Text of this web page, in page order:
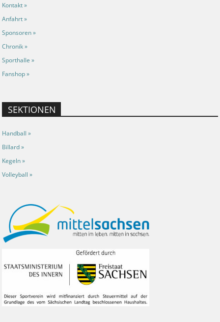
Kontakt »
Anfahrt »
Sponsoren »
Chronik »
Sporthalle »
Fanshop »
SEKTIONEN
Handball »
Billard »
Kegeln »
Volleyball »